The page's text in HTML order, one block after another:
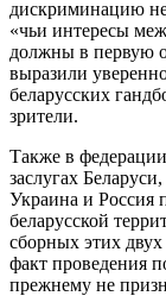
дискриминацию
«чьи интересы
должны в первую
выразили
беларусских
зрители.
Также в
заслугах
Украина и Россия
беларусской
сборных этих
факт проведения
прежнему не